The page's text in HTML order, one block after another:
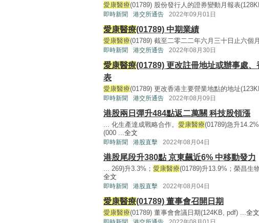
愛康醫療(01789) 股份發行人的證券變動月報表
即時新聞 港交所通告 2022年09月01日
愛康醫療(01789) 中期業績
愛康醫療(01789) 截至二零二二年六月三十日止六個
即時新聞 港交所通告 2022年08月30日
愛康醫療(01789) 更改註冊地址或辦事處
表
愛康醫療(01789) 更改香港主要營業地點的地址
即時新聞 港交所通告 2022年08月09日
港股兩日彈升484點返二萬關 科技股領漲
... 化生產達成戰略合作。 愛康醫療(01789)急升
(000 ...全文
即時新聞 港股直擊 2022年08月04日
港股尾段升380點 京東飆近6% 中移動發力
... 269)升3.3%； 愛康醫療(01789)升13.9%；榮昌生
全文
即時新聞 港股直擊 2022年08月04日
愛康醫療(01789) 董事會召開日期
愛康醫療(01789) 董事會會議日期(124KB, pdf) ...全文